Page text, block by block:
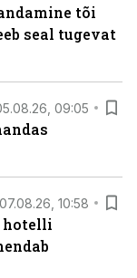
tõi
seal tugevat
09:05
07.08.26, 10:58
hotelli